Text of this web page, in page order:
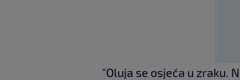
"Oluja se osjeća u zraku.